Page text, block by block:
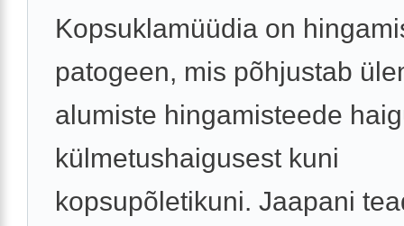
Kopsuklamüüdia on
patogeen, mis põhjustab
alumiste hingamisteede
külmetushaigusest kuni
kopsupõletikuni. Jaapani